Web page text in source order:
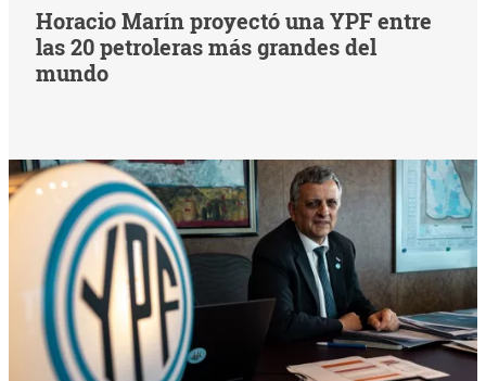
Horacio Marín proyectó una YPF entre
las 20 petroleras más grandes del
mundo